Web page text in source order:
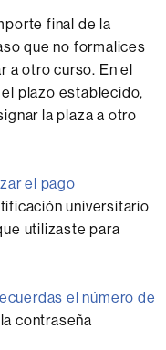
final de la
que no formalices
a otro curso. En el
plazo establecido,
la plaza a otro
el pago
universitario
utilizaste para
el número de
contraseña